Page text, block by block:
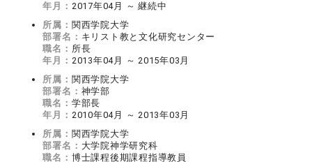
年月： 2017年04月 ～ 継続中
所属： 関西学院大学
部署名： キリスト教と文化研究センター
職名： 所長
年月： 2013年04月 ～ 2015年03月
所属： 関西学院大学
部署名： 神学部
職名： 学部長
年月： 2010年04月 ～ 2013年03月
所属： 関西学院大学
部署名： 大学院神学研究科
職名： 博士課程後期課程指導教員